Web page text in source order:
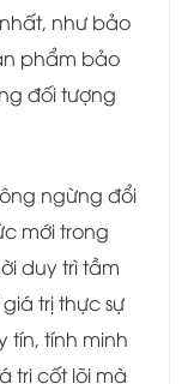
như bảo
phẩm bảo
đối tượng
ngừng đổi
mới trong
duy trì tầm
trị thực sự
tín, tính minh
trị cốt lõi mà